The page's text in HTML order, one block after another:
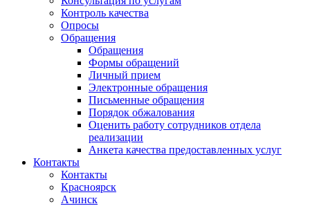
Контроль качества
Опросы
Обращения
Обращения
Формы обращений
Личный прием
Электронные обращения
Письменные обращения
Порядок обжалования
Оценить работу сотрудников отдела
реализации
Анкета качества предоставленных услуг
Контакты
Контакты
Красноярск
Ачинск